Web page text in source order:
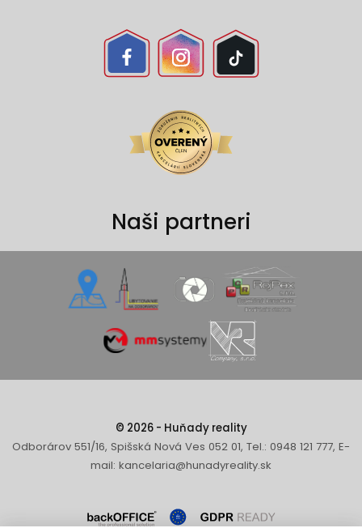
Naši partneri
© 2026 - Huňady reality
Odborárov 551/16, Spišská Nová Ves 052 01, Tel.: 0948 121 777, E-
mail: kancelaria@hunadyreality.sk